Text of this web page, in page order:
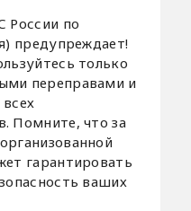
России по
предупреждает!
только
переправами и
Помните, что за
гарантировать
ваших